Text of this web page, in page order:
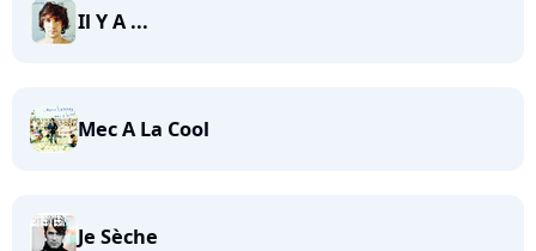
Il Y A ...
Mec A La Cool
Je Sèche